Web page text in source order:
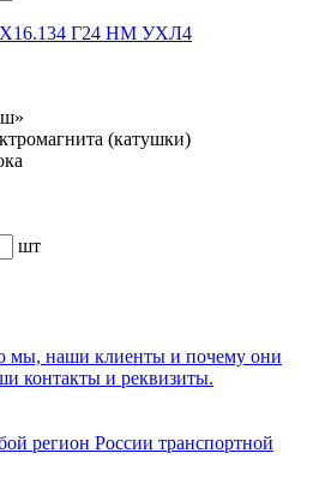
Г24 НМ УХЛ4
(катушки)
шт
мы, наши клиенты и почему они
контакты и реквизиты.
регион России транспортной